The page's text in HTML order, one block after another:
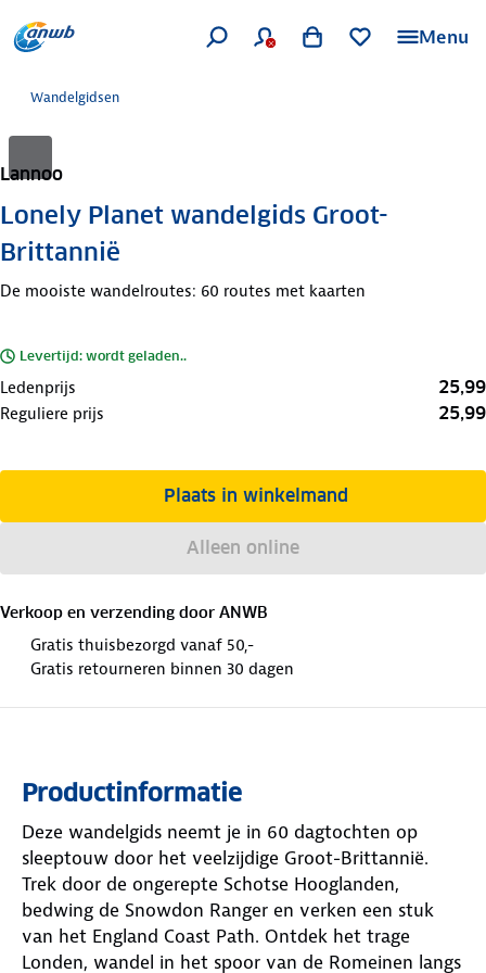
Menu
Wandelgidsen
Lannoo
Lonely Planet wandelgids Groot-
Brittannië
De mooiste wandelroutes: 60 routes met kaarten
Levertijd: wordt geladen..
Ledenprijs 25,99
Reguliere prijs 25,99
Plaats in winkelmand
Alleen online
Verkoop en verzending door ANWB
Gratis thuisbezorgd vanaf 50,-
Gratis retourneren binnen 30 dagen
Productinformatie
Deze wandelgids neemt je in 60 dagtochten op
sleeptouw door het veelzijdige Groot-Brittannië.
Trek door de ongerepte Schotse Hooglanden,
bedwing de Snowdon Ranger en verken een stuk
van het England Coast Path. Ontdek het trage
Londen, wandel in het spoor van de Romeinen langs